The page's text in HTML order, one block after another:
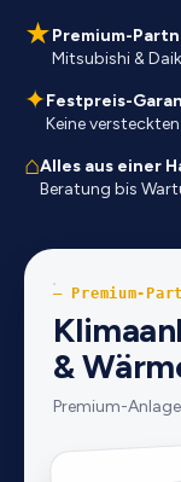
★Premium-
Mitsubishi &
✦Festpreis-
Keine
⌂Alles aus einer
Beratung bis
— Premium-
&
Premium-